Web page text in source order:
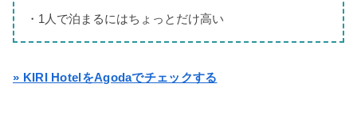
・1人で泊まるにはちょっとだけ高い
» KIRI HotelをAgodaでチェックする